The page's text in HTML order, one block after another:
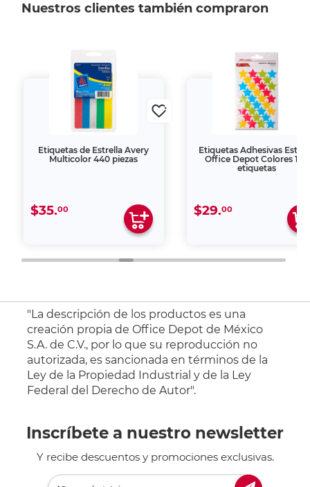
Nuestros clientes también compraron
de Estrella Avery
440 piezas
Etiquetas Adhesivas Estrella
Office Depot Colores 128
$29.
"La descripción de los productos es una
creación propia de Office Depot de México
S.A. de C.V., por lo que su reproducción no
autorizada, es sancionada en términos de la
Ley de la Propiedad Industrial y de la Ley
Federal del Derecho de Autor".
Inscríbete a nuestro newsletter
Y recibe descuentos y promociones exclusivas.